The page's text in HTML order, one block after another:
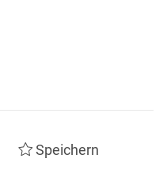
Speichern